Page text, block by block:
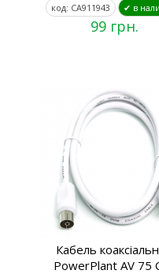
код: CA911943 ✔ в
99 грн.
Кабель
PowerPlant AV 75